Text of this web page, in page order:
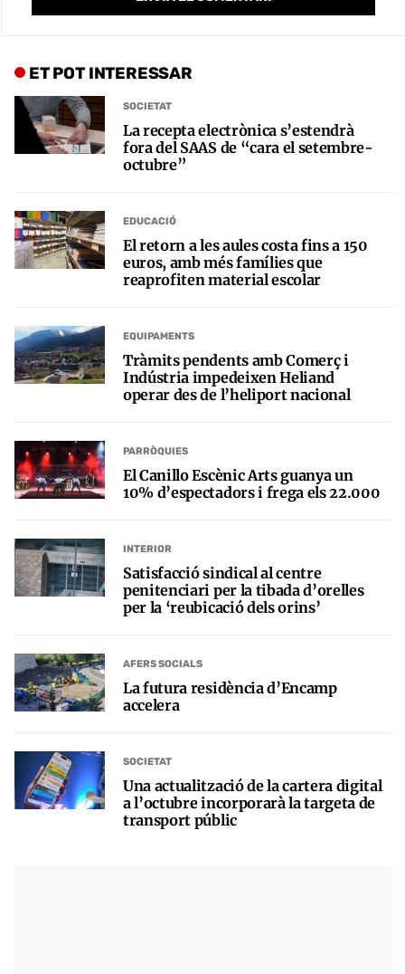
ET POT INTERESSAR
SOCIETAT
La recepta electrònica s’estendrà
fora del SAAS de “cara el setembre-
octubre”
EDUCACIÓ
El retorn a les aules costa fins a 150
euros, amb més famílies que
reaprofiten material escolar
EQUIPAMENTS
Tràmits pendents amb Comerç i
Indústria impedeixen Heliand
operar des de l’heliport nacional
PARRÒQUIES
El Canillo Escènic Arts guanya un
10% d’espectadors i frega els 22.000
INTERIOR
Satisfacció sindical al centre
penitenciari per la tibada d’orelles
per la ‘reubicació dels orins’
AFERS SOCIALS
La futura residència d’Encamp
accelera
SOCIETAT
Una actualització de la cartera digital
a l’octubre incorporarà la targeta de
transport públic